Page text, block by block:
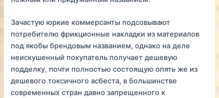
Зачастую юркие коммерсанты подсовывают
потребителю фрикционные накладки из материалов
под якобы брендовым названием, однако на деле
неискушенный покупатель получает дешевую
подделку, почти полностью состоящую опять же из
дешевого токсичного асбеста, в большинстве
современных стран давно запрещенного к